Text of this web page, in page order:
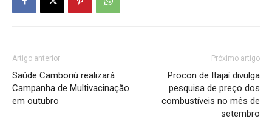
Artigo anterior
Saúde Camboriú realizará
Campanha de Multivacinação
em outubro
Próximo artigo
Procon de Itajaí divulga
pesquisa de preço dos
combustíveis no mês de
setembro